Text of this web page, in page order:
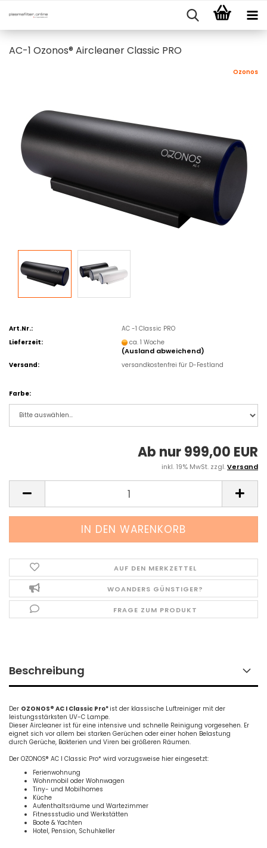
AC-1 Ozonos® Aircleaner Classic PRO
Ozonos
Art.Nr.:
AC -1 Classic PRO
Lieferzeit:
ca. 1 Woche
(Ausland abweichend)
Versand: versandkostenfrei für D-Festland
Farbe:
Ab nur 999,00 EUR
inkl. 19% MwSt. zzgl.Versand
AUF DEN MERKZETTEL
WOANDERS GÜNSTIGER?
FRAGE ZUM PRODUKT
Beschreibung
Der OZONOS® AC I Classic Pro*ist der klassische Luftreiniger mit der
leistungsstärksten UV-C Lampe.
Dieser Aircleaner ist für eine intensive und schnelle Reinigung vorgesehen. Er
eignet sich vor allem bei starken Gerüchen oder einer hohen Belastung
durch Gerüche, Bakterien und Viren bei größeren Räumen.
Der OZONOS® AC I Classic Pro* wird vorzugsweise hier eingesetzt:
Ferienwohnung
Wohnmobil oder Wohnwagen
Tiny- und Mobilhomes
Küche
Aufenthaltsräume und Wartezimmer
Fitnessstudio und Werkstätten
Boote & Yachten
Hotel, Pension, Schuhkeller